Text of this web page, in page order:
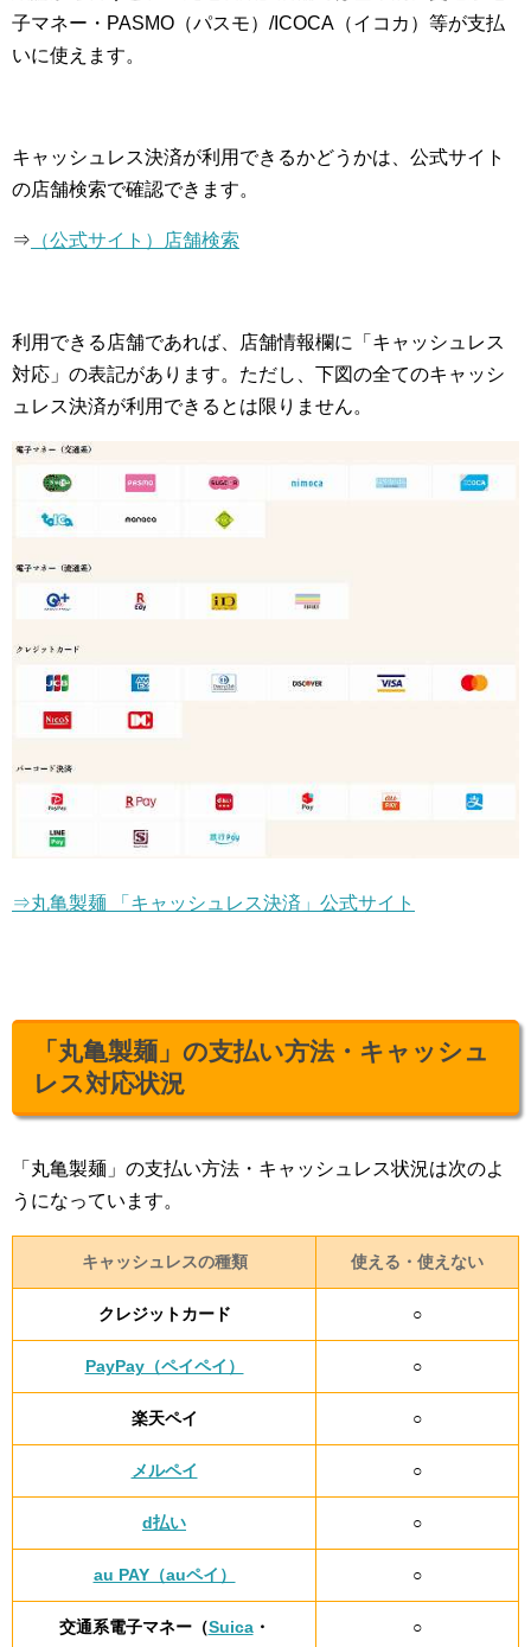
子マネー・PASMO（パスモ）/ICOCA（イコカ）等が支払
いに使えます。
キャッシュレス決済が利用できるかどうかは、公式サイト
の店舗検索で確認できます。
⇒ （公式サイト）店舗検索
利用できる店舗であれば、店舗情報欄に「キャッシュレス
対応」の表記があります。ただし、下図の全てのキャッシ
ュレス決済が利用できるとは限りません。
⇒丸亀製麺 「キャッシュレス決済」公式サイト
「丸亀製麺」の支払い方法・キャッシュ
レス対応状況
「丸亀製麺」の支払い方法・キャッシュレス状況は次のよ
うになっています。
キャッシュレスの種類 使える・使えない
クレジットカード ○
PayPay（ペイペイ） ○
楽天ペイ ○
メルペイ ○
d払い ○
au PAY（auペイ） ○
交通系電子マネー（Suica・ ○